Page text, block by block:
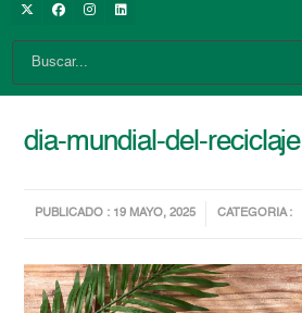
dia-mundial-del-reciclaje
PUBLICADO : 19 MAYO, 2025 CATEGORIA :